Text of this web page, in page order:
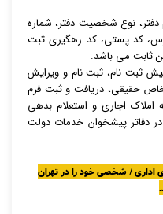
دفتر، نوع شخصیت دفتر، شماره
کد پستی، کد رهگیری ثبت
ثابت می باشد.
ثبت نام، ثبت نام و ویرایش
حقیقی، دریافت و ثبت فرم
املاک اجاری و استعلام بدهی
در دفاتر پیشخوان خدمات دولت
اداری / شخصی خود را در تهران